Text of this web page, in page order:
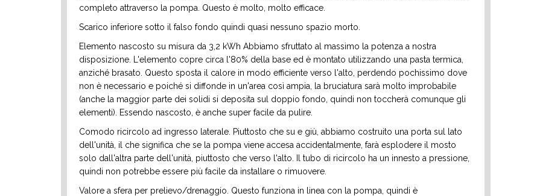
completo attraverso la pompa. Questo è molto, molto efficace.
Scarico inferiore sotto il falso fondo quindi quasi nessuno spazio morto.
Elemento nascosto su misura da 3,2 kWh Abbiamo sfruttato al massimo la potenza a nostra
disposizione. L'elemento copre circa l'80% della base ed è montato utilizzando una pasta termica,
anziché brasato. Questo sposta il calore in modo efficiente verso l'alto, perdendo pochissimo dove
non è necessario e poiché si diffonde in un'area così ampia, la bruciatura sarà molto improbabile
(anche la maggior parte dei solidi si deposita sul doppio fondo, quindi non toccherà comunque gli
elementi). Essendo nascosto, è anche super facile da pulire.
Comodo ricircolo ad ingresso laterale. Piuttosto che su e giù, abbiamo costruito una porta sul lato
dell'unità, il che significa che se la pompa viene accesa accidentalmente, farà esplodere il mosto
solo dall'altra parte dell'unità, piuttosto che verso l'alto. Il tubo di ricircolo ha un innesto a pressione,
quindi non potrebbe essere più facile da installare o rimuovere.
Valore a sfera per prelievo/drenaggio. Questo funziona in linea con la pompa, quindi è